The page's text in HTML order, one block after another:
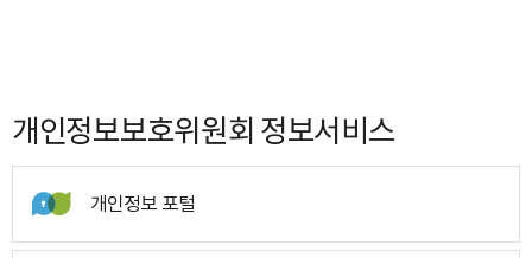
개인정보보호위원회 정보서비스
개인정보 포털